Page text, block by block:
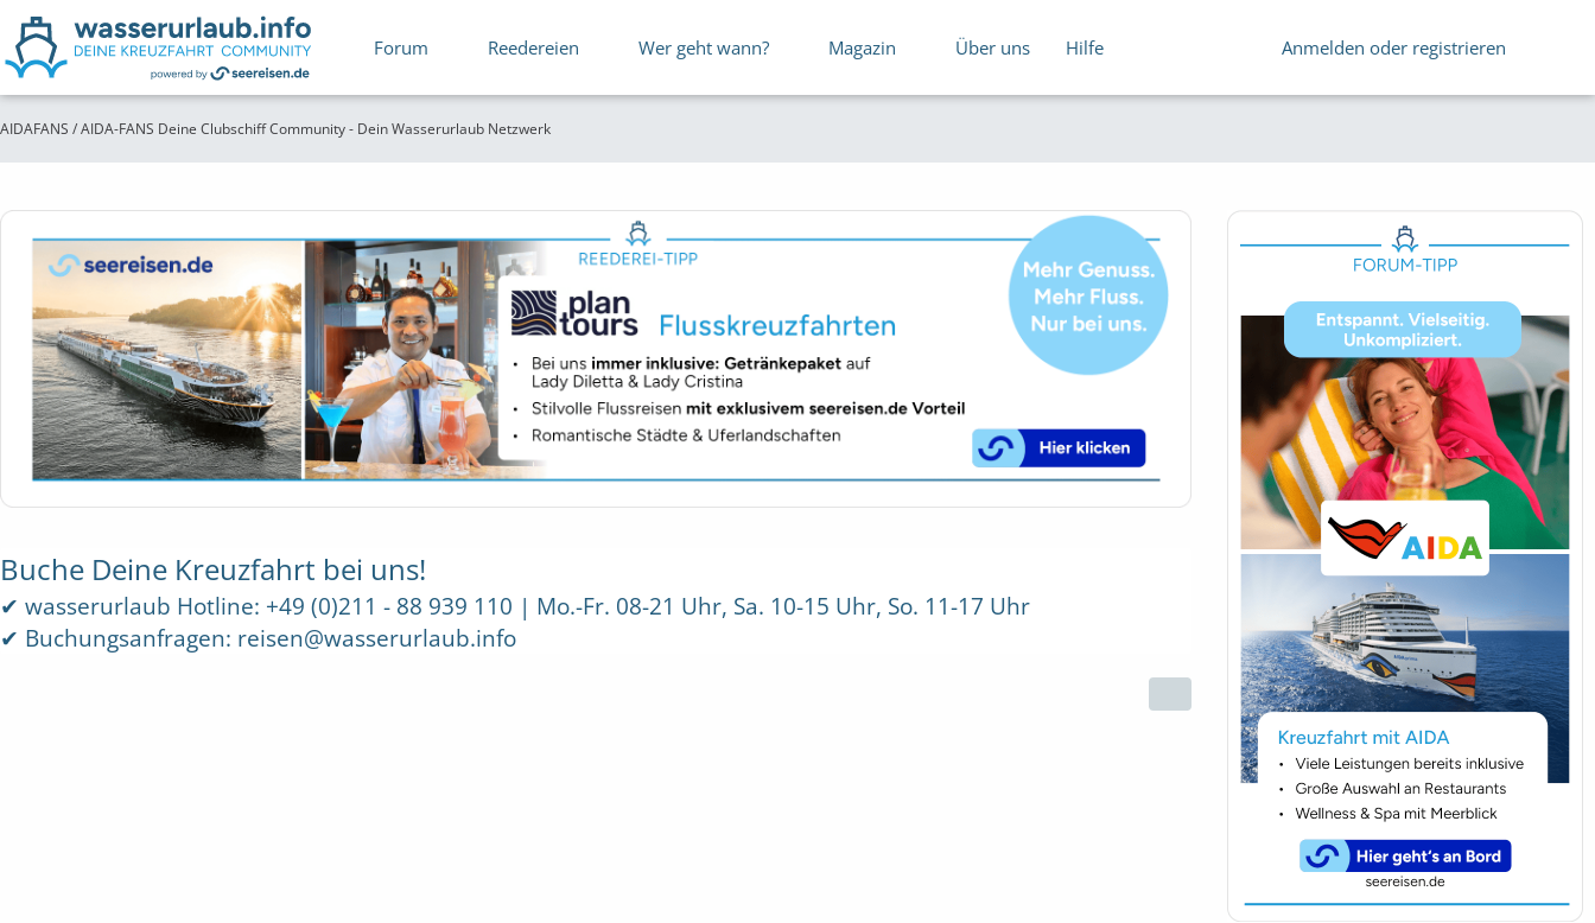
Forum Reedereien Wer geht wann? Magazin Über uns Hilfe Anmelden oder registrieren
AIDAFANS / AIDA-FANS Deine Clubschiff Community - Dein Wasserurlaub Netzwerk
Buche Deine Kreuzfahrt bei uns!
✔ wasserurlaub Hotline: +49 (0)211 - 88 939 110 | Mo.-Fr. 08-21 Uhr, Sa. 10-15 Uhr, So. 11-17 Uhr
✔ Buchungsanfragen: reisen@wasserurlaub.info